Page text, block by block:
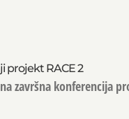
projekt RACE 2
završna konferencija